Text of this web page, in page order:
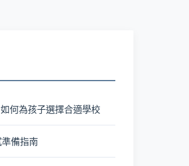
何為孩子選擇合適學校
備指南